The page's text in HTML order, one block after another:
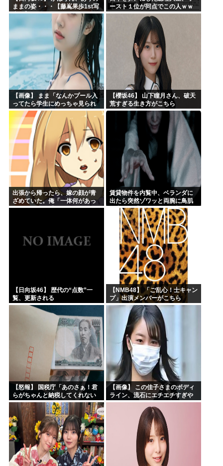
ままの姿・・・【藤嶌果歩1st写
真集】
ースト１位が同点でこの人ｗｗ
ｗｗｗｗ
【画像】 まま「なんかプール入
ってたら学生にめっちゃ見られ
たw」
【櫻坂46】 山下瞳月さん、破天
荒すぎる生き方がこちら
出張から帰ったら、嫁の顔が青
ざめていた。俺「一体何があっ
たんだ？」嫁「…」→子供たち
賃貸物件を内覧中、ベランダに
出たら突然ゾワッと両腕に鳥肌
が出た。「やっぱりこの部屋嫌
だ」と思った瞬間、体が前にド
ンッと突き飛ばされて…
【日向坂46】 歴代の“点数”一
覧、更新される
【NMB48】 「ご乱心！士キャン
プ」出演メンバーがこちら
【怒報】 国税庁「あのさぁ！君
らがちゃんと納税してくれない
とこうなっちゃうけどどうす
る？！」←これw w w w w w w w
【画像】 この佳子さまのボディ
ライン、流石にエチエチすぎや
ろ！